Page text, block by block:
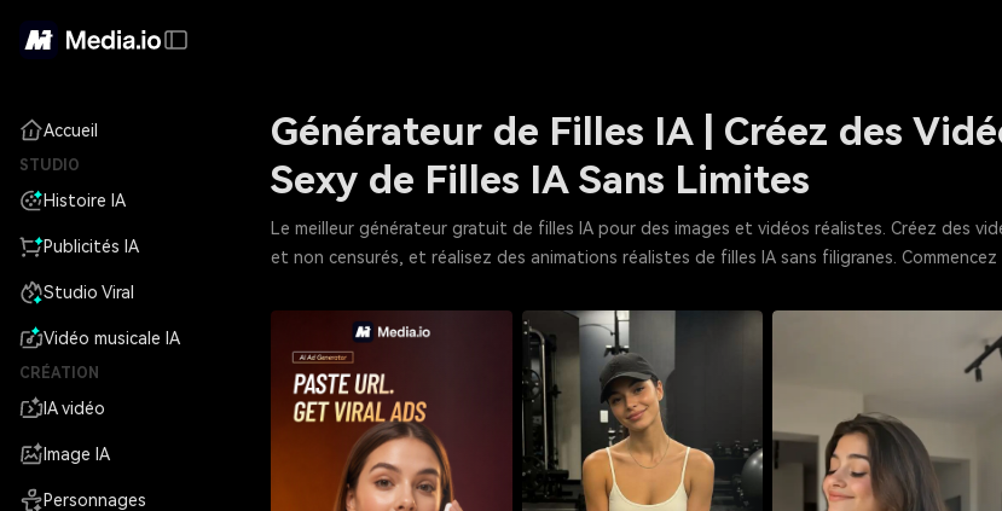
Accueil
STUDIO
Histoire IA
Publicités IA
Studio Viral
Vidéo musicale IA
CRÉATION
IA vidéo
Image IA
Personnages
Générateur de Filles IA | Créez des
Sexy de Filles IA Sans Limites
Le meilleur générateur gratuit de filles IA pour des images et vidéos réalistes. Créez des
et non censurés, et réalisez des animations réalistes de filles IA sans filigranes.